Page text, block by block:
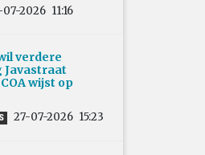
2026 11:16
verdere
Javastraat
wijst op
27-07-2026 15:23